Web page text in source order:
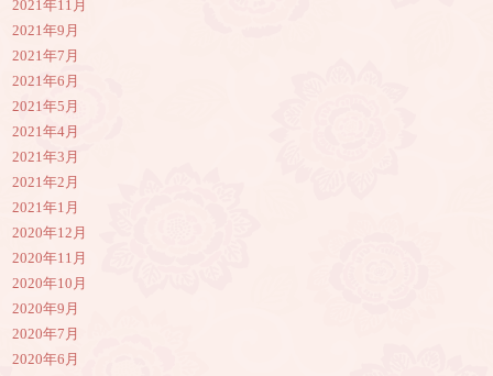
2021年11月
2021年9月
2021年7月
2021年6月
2021年5月
2021年4月
2021年3月
2021年2月
2021年1月
2020年12月
2020年11月
2020年10月
2020年9月
2020年7月
2020年6月